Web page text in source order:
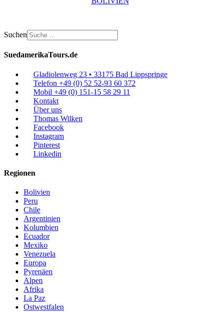
Suchen
SuedamerikaTours.de
Gladiolenweg 23 • 33175 Bad Lippspringe
Telefon +49 (0) 52 52-93 60 372
Mobil +49 (0) 151-15 58 29 11
Kontakt
Über uns
Thomas Wilken
Facebook
Instagram
Pinterest
Linkedin
Regionen
Bolivien
Peru
Chile
Argentinien
Kolumbien
Ecuador
Mexiko
Venezuela
Europa
Pyrenäen
Alpen
Afrika
La Paz
Ostwestfalen